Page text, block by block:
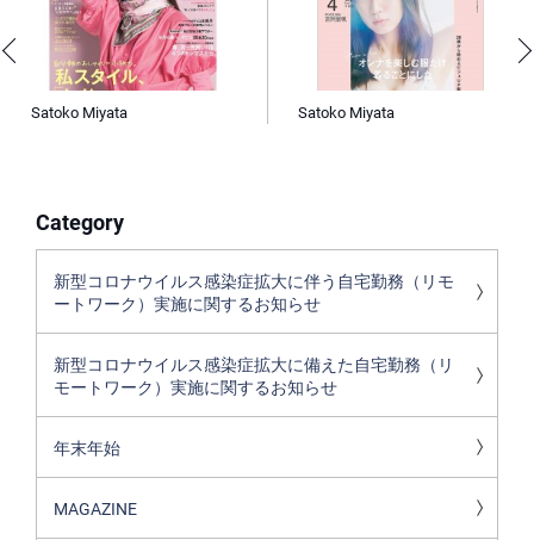
Satoko Miyata Satoko Miyata
Category
新型コロナウイルス感染症拡大に伴う自宅勤務（リモ
ートワーク）実施に関するお知らせ
新型コロナウイルス感染症拡大に備えた自宅勤務（リ
モートワーク）実施に関するお知らせ
年末年始
MAGAZINE